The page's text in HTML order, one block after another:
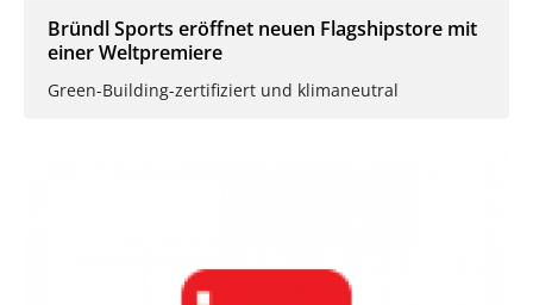
Bründl Sports eröffnet neuen Flagshipstore mit
einer Weltpremiere
Green-Building-zertifiziert und klimaneutral